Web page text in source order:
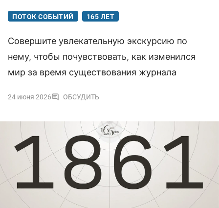
ПОТОК СОБЫТИЙ 165 ЛЕТ
Совершите увлекательную экскурсию по
нему, чтобы почувствовать, как изменился
мир за время существования журнала
24 июня 2026 ОБСУДИТЬ